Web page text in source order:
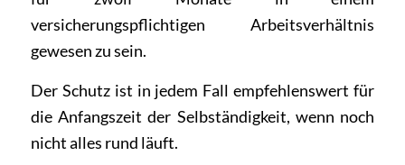
versicherungspflichtigen Arbeitsverhältnis
gewesen zu sein.
Der Schutz ist in jedem Fall empfehlenswert für
die Anfangszeit der Selbständigkeit, wenn noch
nicht alles rund läuft.